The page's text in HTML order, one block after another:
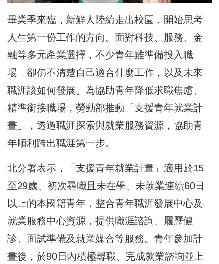
畢業季來臨，新鮮人陸續走出校園，開始思考
人生第一份工作的方向。面對科技、服務、金
融等多元產業選擇，不少青年雖準備投入職
場，卻仍不清楚自己適合什麼工作，以及未來
職涯該如何發展。為協助青年降低求職焦慮、
精準銜接職場，勞動部推動「支援青年就業計
畫」，透過職涯探索與就業服務資源，協助青
年順利跨出職涯第一步。
北分署表示，「支援青年就業計畫」適用於15
至29歲、初次尋職且未在學、未就業連續60日
以上的本國籍青年，整合青年職涯發展中心及
就業服務中心資源，提供職涯諮詢、履歷健
診、面試準備及就業媒合等服務。青年參加計
畫後，於90日內積極尋職、完成就業諮詢並上